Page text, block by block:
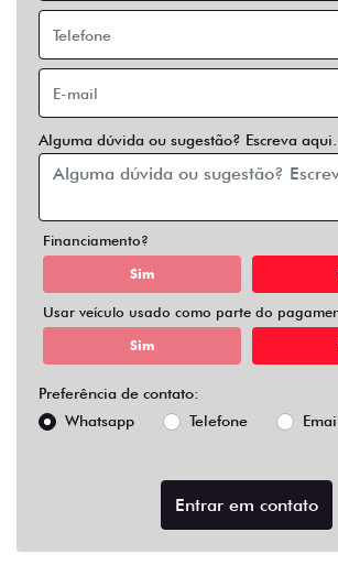
Sim
Usar veículo usado como parte do
Whatsapp
Telefone
Opcionais
Abs
Air Bag
Ar Condicionado